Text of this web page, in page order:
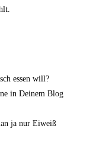
essen will?
in Deinem Blog
ja nur Eiweiß